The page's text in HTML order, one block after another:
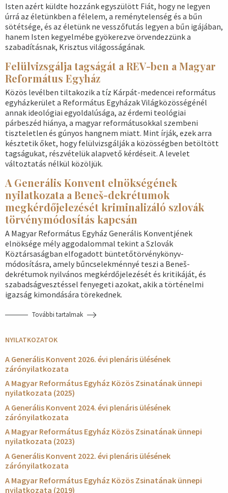
Isten azért küldte hozzánk egyszülött Fiát, hogy ne legyen
úrrá az életünkben a félelem, a reménytelenség és a bűn
sötétsége, és az életünk ne vesszőfutás legyen a bűn igájában,
hanem Isten kegyelmébe gyökerezve örvendezzünk a
szabadításnak, Krisztus világosságának.
Felülvizsgálja tagságát a REV-ben a Magyar
Református Egyház
Közös levélben tiltakozik a tíz Kárpát-medencei református
egyházkerület a Református Egyházak Világközösségénél
annak ideológiai egyoldalúsága, az érdemi teológiai
párbeszéd hiánya, a magyar reformátusokkal szembeni
tiszteletlen és gúnyos hangnem miatt. Mint írják, ezek arra
késztetik őket, hogy felülvizsgálják a közösségben betöltött
tagságukat, részvételük alapvető kérdéseit. A levelet
változtatás nélkül közöljük.
A Generális Konvent elnökségének
nyilatkozata a Beneš-dekrétumok
megkérdőjelezését kriminalizáló szlovák
törvénymódosítás kapcsán
A Magyar Református Egyház Generális Konventjének
elnöksége mély aggodalommal tekint a Szlovák
Köztársaságban elfogadott büntetőtörvénykönyv-
módosításra, amely bűncselekménnyé teszi a Beneš-
dekrétumok nyilvános megkérdőjelezését és kritikáját, és
szabadságvesztéssel fenyegeti azokat, akik a történelmi
igazság kimondására törekednek.
További tartalmak
NYILATKOZATOK
A Generális Konvent 2026. évi plenáris ülésének
zárónyilatkozata
A Magyar Református Egyház Közös Zsinatának ünnepi
nyilatkozata (2025)
A Generális Konvent 2024. évi plenáris ülésének
zárónyilatkozata
A Magyar Református Egyház Közös Zsinatának ünnepi
nyilatkozata (2023)
A Generális Konvent 2022. évi plenáris ülésének
zárónyilatkozata
A Magyar Református Egyház Közös Zsinatának ünnepi
nyilatkozata (2019)